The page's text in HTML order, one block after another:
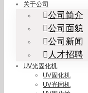
关于公司
公司简介
公司面貌
公司新闻
人才招聘
UV光固化机
UV固化机
UV光固机